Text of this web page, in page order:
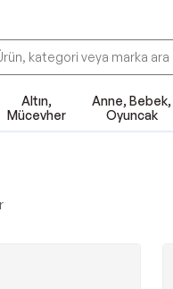
Altın,
Mücevher
Anne, Bebek,
Oyuncak